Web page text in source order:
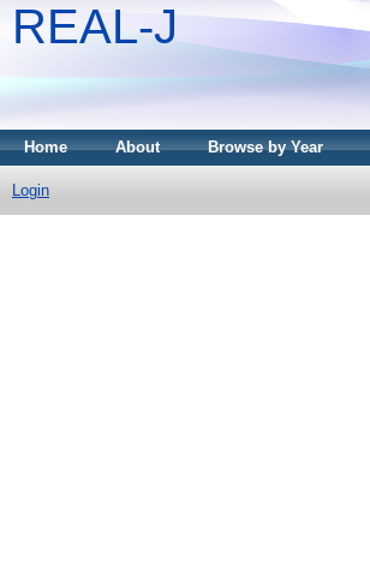
REAL-J
Home About Browse by Year
Login